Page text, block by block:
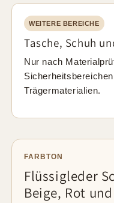
WEITERE BEREICHE
Tasche, Schuh
Nur nach
Trägermaterialien.
FARBTON
Flüssigleder
Beige, Rot